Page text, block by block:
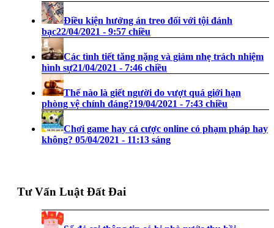
Điều kiện hưởng án treo đối với tội đánh
bạc22/04/2021 - 9:57 chiều
Các tình tiết tăng nặng và giảm nhẹ trách nhiệm
hình sự21/04/2021 - 7:46 chiều
Thế nào là giết người do vượt quá giới hạn
phòng vệ chính đáng?19/04/2021 - 7:43 chiều
Chơi game hay cá cược online có phạm pháp hay
không? 05/04/2021 - 11:13 sáng
Tư Vấn Luật Đất Đai